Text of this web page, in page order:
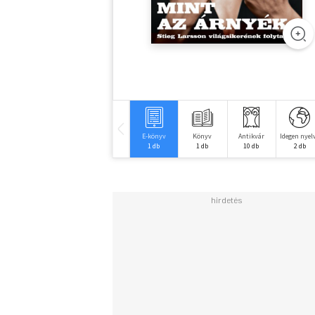
E-könyv
1 db
Könyv
1 db
Antikvár
10 db
Idegen
2 db